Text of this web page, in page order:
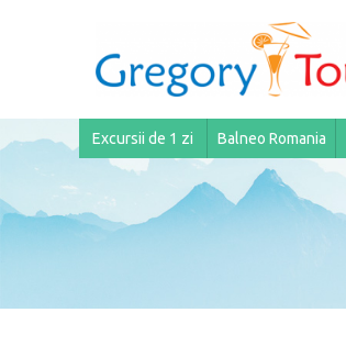
Excursii de 1 zi Balneo Romania